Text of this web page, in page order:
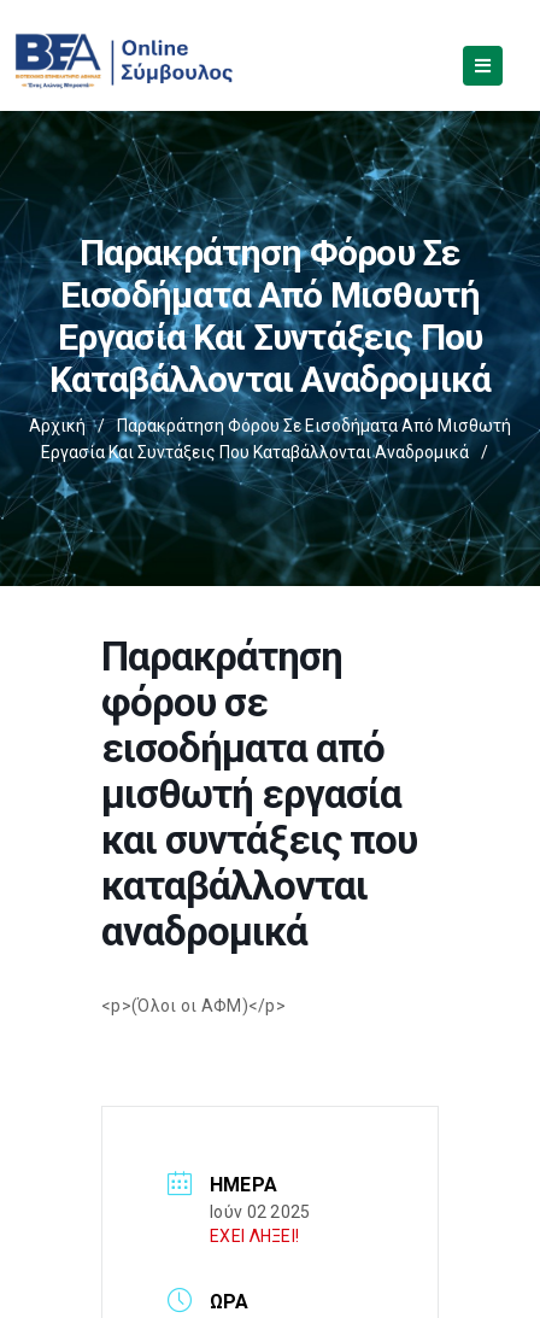
Παρακράτηση Φόρου Σε
Εισοδήματα Από Μισθωτή
Εργασία Και Συντάξεις Που
Καταβάλλονται Αναδρομικά
Αρχική /
Παρακράτηση Φόρου Σε Εισοδήματα Από Μισθωτή
Εργασία Και Συντάξεις Που Καταβάλλονται Αναδρομικά
/
Παρακράτηση
φόρου σε
εισοδήματα από
μισθωτή εργασία
και συντάξεις που
καταβάλλονται
αναδρομικά
<p>(Όλοι οι ΑΦΜ)</p>
ΗΜΈΡΑ
Ιούν 02 2025
ΕΧΕΙ ΛΗΞΕΙ!
ΏΡΑ